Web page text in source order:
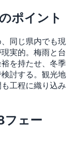
ポイント
同じ県内でも現
実的。梅雨と台
を持たせ、冬季
討する。観光地
工程に織り込み
フェー